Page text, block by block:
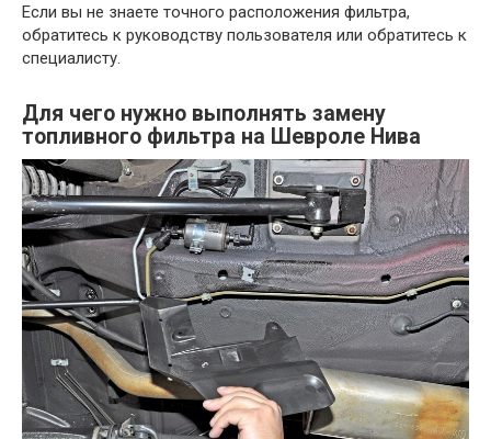
Если вы не знаете точного расположения фильтра,
обратитесь к руководству пользователя или обратитесь к
специалисту.
Для чего нужно выполнять замену
топливного фильтра на Шевроле Нива